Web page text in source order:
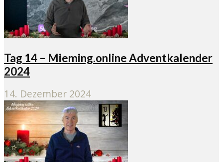
Tag 14 – Mieming.online Adventkalender
2024
14. Dezember 2024